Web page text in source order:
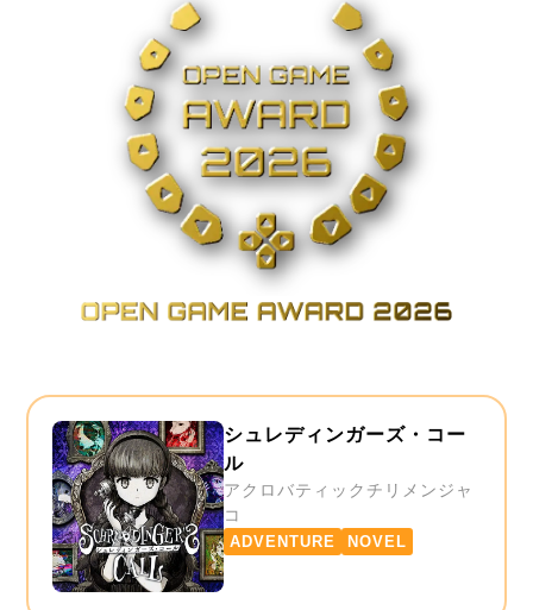
シュレディンガーズ・コー
ル
アクロバティックチリメンジャ
コ
ADVENTURE NOVEL